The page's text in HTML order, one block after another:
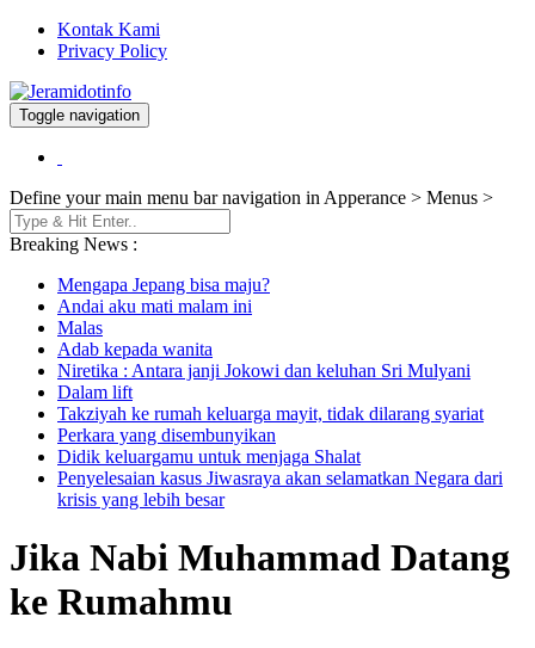
Kontak Kami
Privacy Policy
Jeramidotinfo
Berita dan Informasi Terkini
Toggle navigation
Define your main menu bar navigation in Apperance > Menus >
Breaking News :
Mengapa Jepang bisa maju?
Andai aku mati malam ini
Malas
Adab kepada wanita
Niretika : Antara janji Jokowi dan keluhan Sri Mulyani
Dalam lift
Takziyah ke rumah keluarga mayit, tidak dilarang syariat
Perkara yang disembunyikan
Didik keluargamu untuk menjaga Shalat
Penyelesaian kasus Jiwasraya akan selamatkan Negara dari
krisis yang lebih besar
Jika Nabi Muhammad Datang
ke Rumahmu